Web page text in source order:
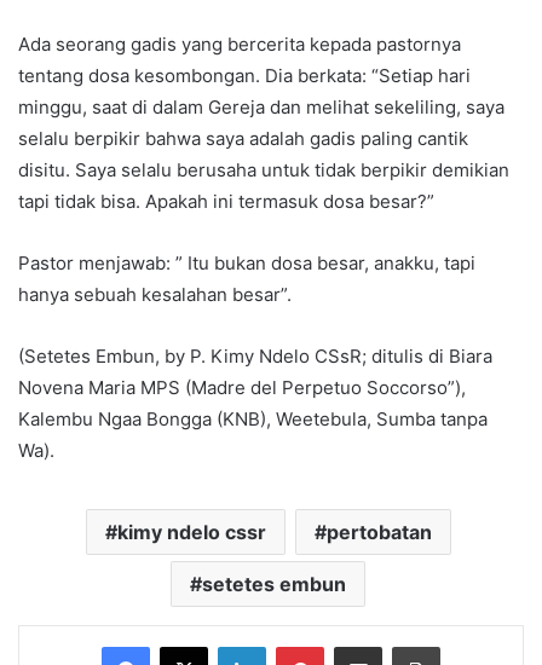
Ada seorang gadis yang bercerita kepada pastornya
tentang dosa kesombongan. Dia berkata: “Setiap hari
minggu, saat di dalam Gereja dan melihat sekeliling, saya
selalu berpikir bahwa saya adalah gadis paling cantik
disitu. Saya selalu berusaha untuk tidak berpikir demikian
tapi tidak bisa. Apakah ini termasuk dosa besar?”
Pastor menjawab: ” Itu bukan dosa besar, anakku, tapi
hanya sebuah kesalahan besar”.
(Setetes Embun, by P. Kimy Ndelo CSsR; ditulis di Biara
Novena Maria MPS (Madre del Perpetuo Soccorso”),
Kalembu Ngaa Bongga (KNB), Weetebula, Sumba tanpa
Wa).
kimy ndelo cssr pertobatan
setetes embun
Facebook
X LinkedInPinterestShare via Email Print